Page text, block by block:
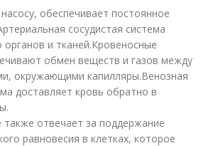
обеспечивает постоянное
сосудистая система
органов и тканей.Кровеносные
обмен веществ и газов между
окружающими капилляры.Венозная
доставляет кровь обратно в
отвечает за поддержание
равновесия в клетках, которое